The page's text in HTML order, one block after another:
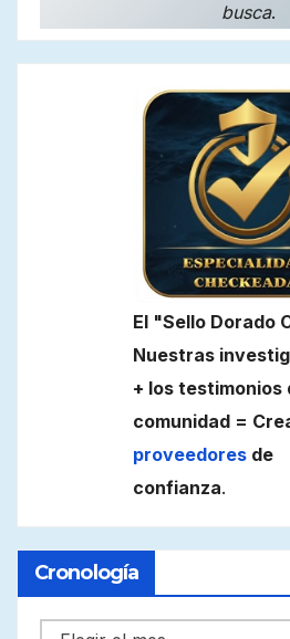
busca.
El "Sello Dorado
Nuestras
+ los testimonios
comunidad =
proveedores de
confianza.
Cronología